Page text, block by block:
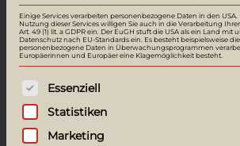
1. Obergeschoß
Süd/Ost
Balkon
WOHNUNG
GEBÄUDE
Einige Services verarbeiten personenbezogene Daten in den
Nutzung dieser Services willigen Sie auch in die Verarbeitung
Art. 49 (1) lit. a GDPR ein. Der EuGH stuft die USA als ein Land mit
Datenschutz nach EU-Standards ein. Es besteht beispielsweise
personenbezogene Daten in Überwachungsprogrammen
Europäerinnen und Europäer eine Klagemöglichkeit besteht.
Es folgt eine Liste der
Essenziell
Statistiken
Marketing